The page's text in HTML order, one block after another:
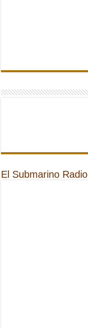
El Submarino Radio